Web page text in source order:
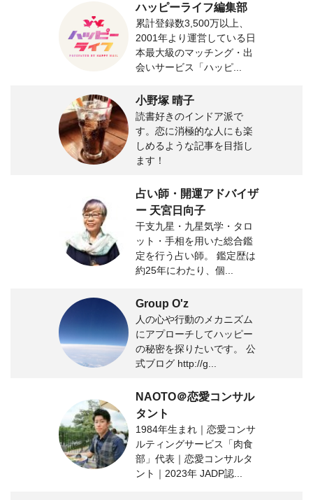
ハッピーライフ編集部
累計登録数3,500万以上、
2001年より運営している日
本最大級のマッチング・出
会いサービス「ハッピ...
小野塚 晴子
読書好きのインドア派で
す。恋に消極的な人にも楽
しめるような記事を目指し
ます！
占い師・開運アドバイザ
ー 天宮日向子
干支九星・九星気学・タロ
ット・手相を用いた総合鑑
定を行う占い師。 鑑定歴は
約25年にわたり、個...
Group O'z
人の心や行動のメカニズム
にアプローチしてハッピー
の秘密を探りたいです。 公
式ブログ http://g...
NAOTO＠恋愛コンサル
タント
1984年生まれ｜恋愛コンサ
ルティングサービス「肉食
部」代表｜恋愛コンサルタ
ント｜2023年 JADP認...